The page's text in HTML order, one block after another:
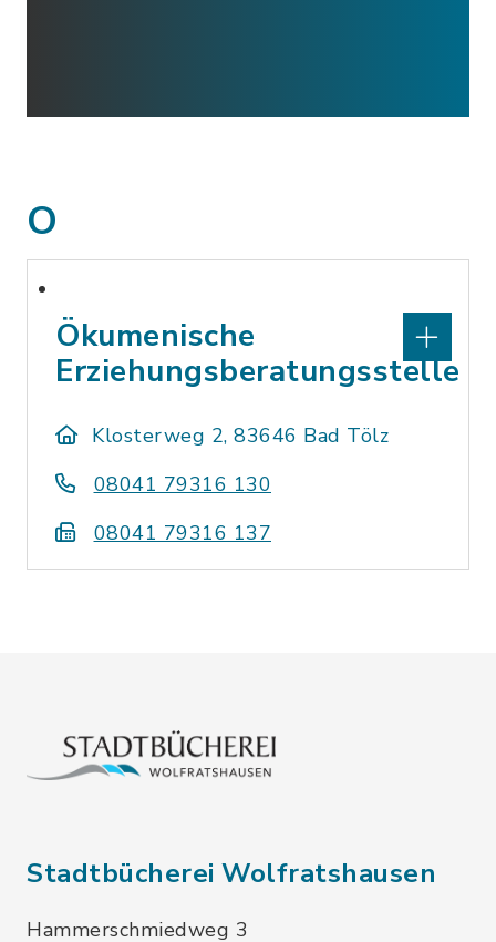
O
Ökumenische
Erziehungsberatungsstelle
Klosterweg 2, 83646 Bad Tölz
08041 79316 130
08041 79316 137
Stadtbücherei Wolfratshausen
Hammerschmiedweg 3